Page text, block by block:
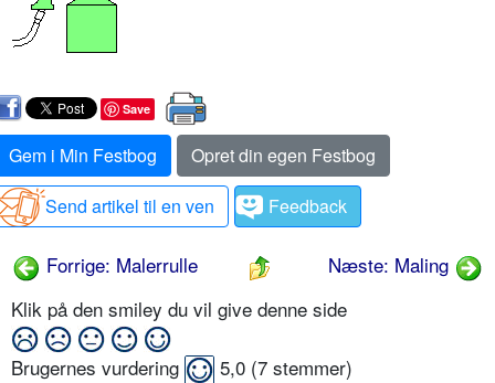
Save
Gem i Min Festbog
Opret din egen Festbog
Send artikel til en ven
Feedback
Forrige: Malerrulle
Næste: Maling
Klik på den smiley du vil give denne side
Brugernes vurdering 5,0 (7 stemmer)